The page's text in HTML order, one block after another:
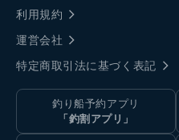
利用規約
運営会社
特定商取引法に基づく表記
釣り船予約アプリ
「釣割アプリ」